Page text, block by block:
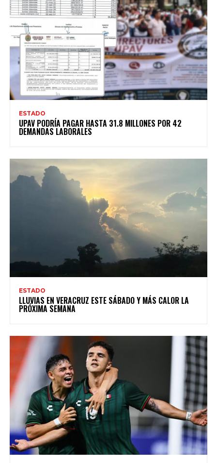
ESTADO
UPAV PODRÍA PAGAR HASTA 31.8 MILLONES POR 42
DEMANDAS LABORALES
ESTADO
LLUVIAS EN VERACRUZ ESTE SÁBADO Y MÁS CALOR LA
PRÓXIMA SEMANA